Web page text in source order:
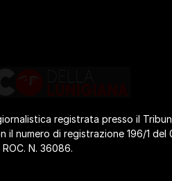
registrata presso il
il numero di registrazione 196/1 del
N. 36086.